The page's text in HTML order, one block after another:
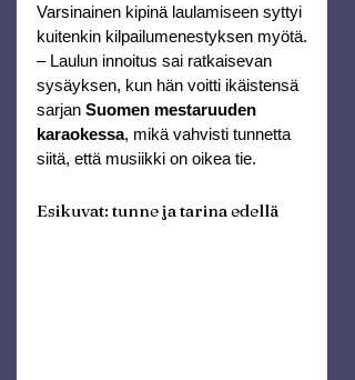
Varsinainen kipinä laulamiseen syttyi
kuitenkin kilpailumenestyksen myötä.
– Laulun innoitus sai ratkaisevan
sysäyksen, kun hän voitti ikäistensä
sarjan Suomen mestaruuden
karaokessa, mikä vahvisti tunnetta
siitä, että musiikki on oikea tie.
Esikuvat: tunne ja tarina edellä